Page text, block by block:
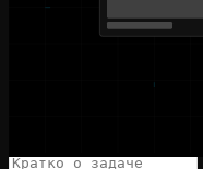
Оставьте заявку.
предложим 2–3